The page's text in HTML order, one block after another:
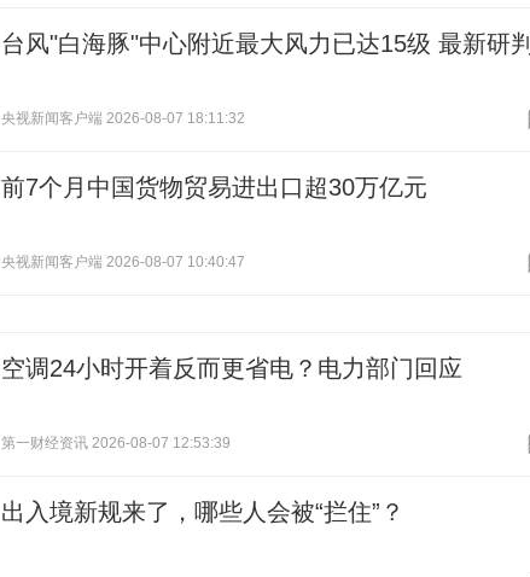
台风"白海豚"中心附近最大风力已达15级 最新研判
央视新闻客户端 2026-08-07 18:11:32
前7个月中国货物贸易进出口超30万亿元
央视新闻客户端 2026-08-07 10:40:47
空调24小时开着反而更省电？电力部门回应
第一财经资讯 2026-08-07 12:53:39
出入境新规来了，哪些人会被“拦住”？